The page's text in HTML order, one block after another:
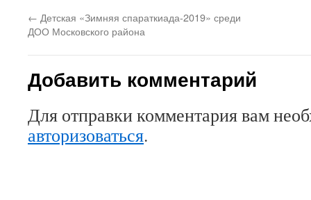
← Детская «Зимняя спараткиада-2019» среди
ДОО Московского района
Добавить комментарий
Для отправки комментария вам
авторизоваться.